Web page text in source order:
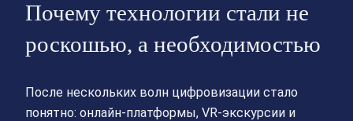
Почему технологии стали не
роскошью, а необходимостью
После нескольких волн цифровизации стало
понятно: онлайн‑платформы, VR‑экскурсии и